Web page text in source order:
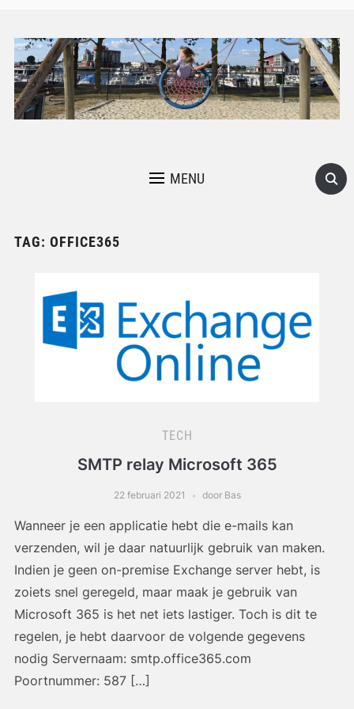
MENU
TAG: OFFICE365
TECH
SMTP relay Microsoft 365
22 februari 2021 door Bas
Wanneer je een applicatie hebt die e-mails kan
verzenden, wil je daar natuurlijk gebruik van maken.
Indien je geen on-premise Exchange server hebt, is
zoiets snel geregeld, maar maak je gebruik van
Microsoft 365 is het net iets lastiger. Toch is dit te
regelen, je hebt daarvoor de volgende gegevens
nodig Servernaam: smtp.office365.com
Poortnummer: 587 […]